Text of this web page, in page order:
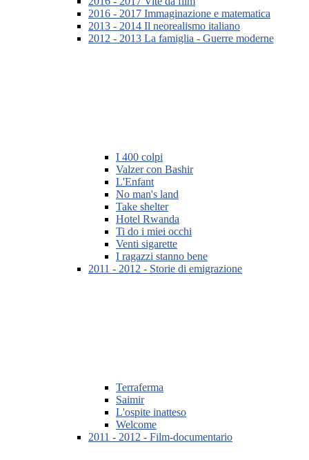
2016 - 2017 Immaginazione e matematica
2013 - 2014 Il neorealismo italiano
2012 - 2013 La famiglia - Guerre moderne
I 400 colpi
Valzer con Bashir
L'Enfant
No man's land
Take shelter
Hotel Rwanda
Ti do i miei occhi
Venti sigarette
I ragazzi stanno bene
2011 - 2012 - Storie di emigrazione
Terraferma
Saimir
L'ospite inatteso
Welcome
2011 - 2012 - Film-documentario